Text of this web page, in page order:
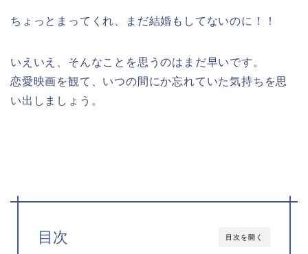
ちょっとまってくれ、まだ結婚もしてないのに！！
いえいえ、そんなことを思うのはまだ早いです。
恋愛映画を観て、いつの間にか忘れていた気持ちを思
い出しましょう。
目次を開く
目次